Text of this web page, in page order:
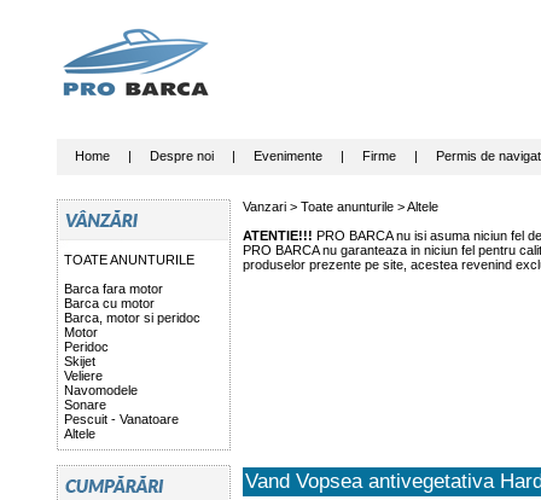
Home| Despre noi| Evenimente| Firme| Permis de
TOATE ANUNTURILE
Barca fara motor
Barca cu motor
Barca, motor si peridoc
Motor
Peridoc
Skijet
Veliere
Navomodele
Sonare
Pescuit - Vanatoare
Altele
Vanzari > Toate anunturile>Altele
ATENTIE!!! PRO BARCA nu isi asuma niciun fel
PRO BARCA nu garanteaza in niciun fel pentru
produselor prezente pe site, acestea revenind
Vand Vopsea antivegetativa